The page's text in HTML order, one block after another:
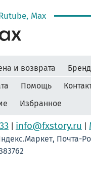
Max
и возврата
Бренд
Помощь
Избранное
info@fxstory.ru
Почта-